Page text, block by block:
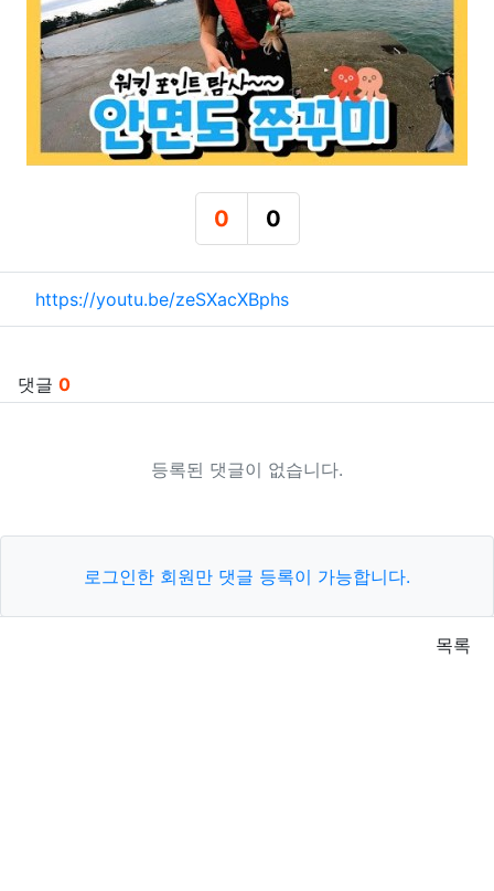
0
추천
0
비추천
관련자료
https://youtu.be/zeSXacXBphs
댓글 0
등록된 댓글이 없습니다.
로그인한 회원만 댓글 등록이 가능합니다.
목록